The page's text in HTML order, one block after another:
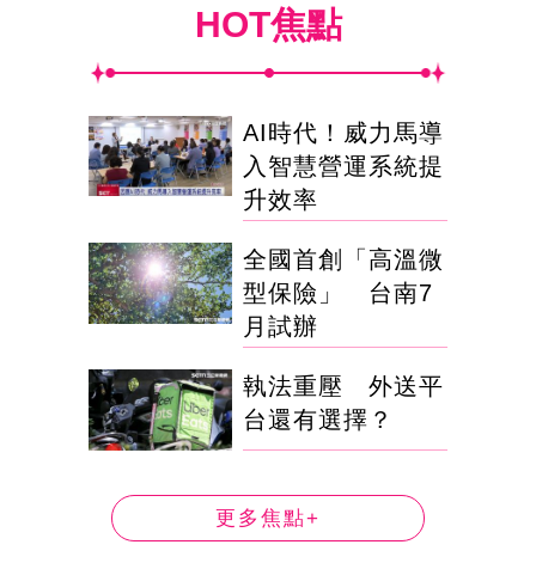
HOT焦點
AI時代！威力馬導
入智慧營運系統提
升效率
全國首創「高溫微
型保險」 台南7
月試辦
執法重壓 外送平
台還有選擇？
更多焦點+